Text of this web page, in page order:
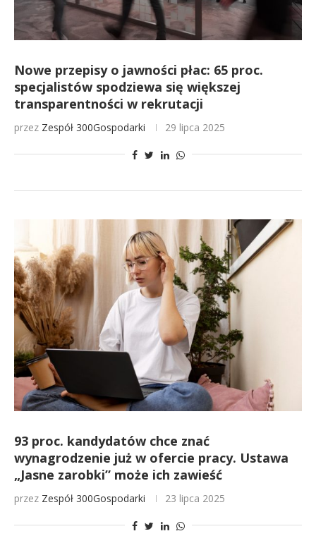
Nowe przepisy o jawności płac: 65 proc.
specjalistów spodziewa się większej
transparentności w rekrutacji
przez Zespół 300Gospodarki 29 lipca 2025
93 proc. kandydatów chce znać
wynagrodzenie już w ofercie pracy. Ustawa
„Jasne zarobki” może ich zawieść
przez Zespół 300Gospodarki 23 lipca 2025